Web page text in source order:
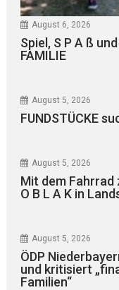
August 6, 2026
Spiel, S P A ß
FAMILIE
August 5, 2026
FUNDSTÜCKE
August 5, 2026
Mit dem Fahrrad
O B L A K in
August 5, 2026
ÖDP
und kritisiert
Familien“